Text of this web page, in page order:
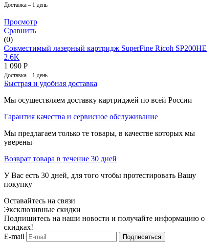
Доставка – 1 день
Просмотр
Сравнить
(0)
Совместимый лазерный картридж SuperFine Ricoh SP200HE
2.6K
1 090 Р
Доставка – 1 день
Быстрая и удобная доставка
Мы осуществляем доставку картриджей по всей России
Гарантия качества и сервисное обслуживание
Мы предлагаем только те товары, в качестве которых мы
уверены
Возврат товара в течение 30 дней
У Вас есть 30 дней, для того чтобы протестировать Вашу
покупку
Оставайтесь на связи
Эксклюзивные скидки
Подпишитесь на наши новости и получайте информацию о
скидках!
E-mail
Подписаться